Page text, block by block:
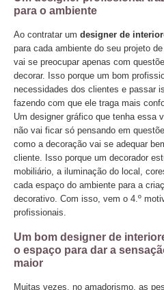
para o ambiente
Ao contratar um designer de
para cada ambiente do seu projeto
vai se preocupar apenas com
decorar. Isso porque um bom
necessidades dos clientes e passar
fazendo com que ele traga mais
Um designer gráfico que tenha essa
não vai ficar só pensando em
como a decoração vai se adequar
cliente. Isso porque um decorador
mobiliário, a iluminação do local,
cada espaço do ambiente para a
decorativo. Com isso, vem o 4.º
profissionais.
Um bom designer de
o espaço para dar a
maior
Muitas vezes, no amadorismo, as